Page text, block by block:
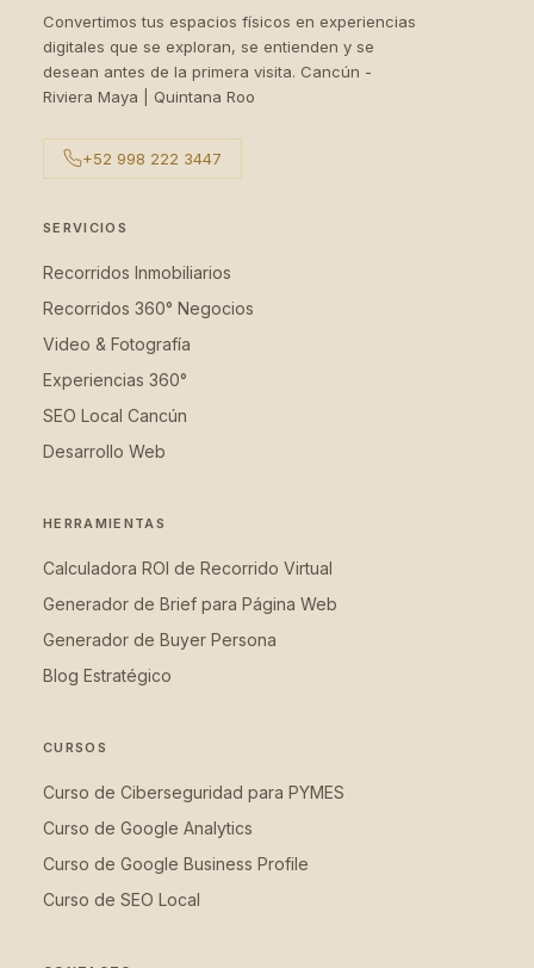
Convertimos tus espacios físicos en experiencias
digitales que se exploran, se entienden y se
desean antes de la primera visita. Cancún -
Riviera Maya | Quintana Roo
+52 998 222 3447
SERVICIOS
Recorridos Inmobiliarios
Recorridos 360° Negocios
Video & Fotografía
Experiencias 360°
SEO Local Cancún
Desarrollo Web
HERRAMIENTAS
Calculadora ROI de Recorrido Virtual
Generador de Brief para Página Web
Generador de Buyer Persona
Blog Estratégico
CURSOS
Curso de Ciberseguridad para PYMES
Curso de Google Analytics
Curso de Google Business Profile
Curso de SEO Local